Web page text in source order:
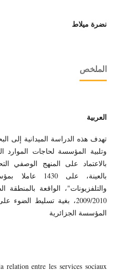
نضرة ميلاط
الملخص
العربية
تهدف هذه الدراسة الميدانية إلى
وتلبية المؤسسة لحاجات الموارد
بالاعتماد على المنهج الوصفي
بالعينة، على
والتلفزيونات"، الواقعة بالمنطقة
2009/2010، بغية تسليط
المؤسسة الجزائرية
relation entre les services sociaux